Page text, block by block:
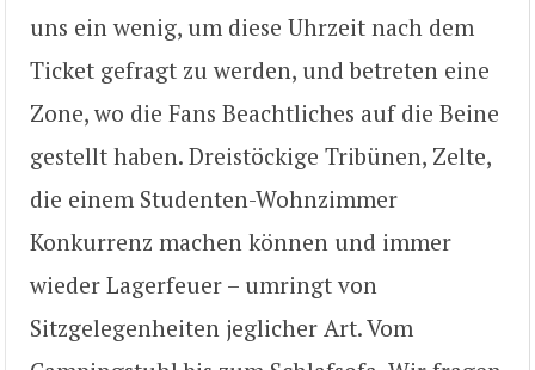
uns ein wenig, um diese Uhrzeit nach dem
Ticket gefragt zu werden, und betreten eine
Zone, wo die Fans Beachtliches auf die Beine
gestellt haben. Dreistöckige Tribünen, Zelte,
die einem Studenten-Wohnzimmer
Konkurrenz machen können und immer
wieder Lagerfeuer – umringt von
Sitzgelegenheiten jeglicher Art. Vom